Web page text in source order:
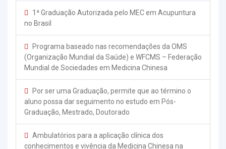
1ª Graduação Autorizada pelo MEC em Acupuntura
no Brasil
Programa baseado nas recomendações da OMS
(Organização Mundial da Saúde) e WFCMS – Federação
Mundial de Sociedades em Medicina Chinesa
Por ser uma Graduação, permite que ao término o
aluno possa dar seguimento no estudo em Pós-
Graduação, Mestrado, Doutorado
Ambulatórios para a aplicação clínica dos
conhecimentos e vivência da Medicina Chinesa na